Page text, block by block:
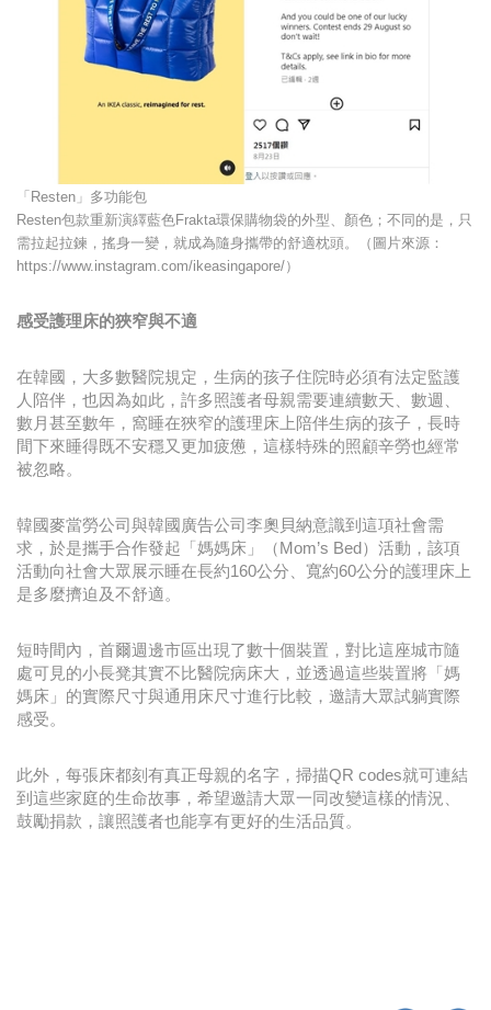
「Resten」多功能包
Resten包款重新演繹藍色Frakta環保購物袋的外型、顏色；不同的是，只
需拉起拉鍊，搖身一變，就成為隨身攜帶的舒適枕頭。（圖片來源：
https://www.instagram.com/ikeasingapore/）
感受護理床的狹窄與不適
在韓國，大多數醫院規定，生病的孩子住院時必須有法定監護
人陪伴，也因為如此，許多照護者母親需要連續數天、數週、
數月甚至數年，窩睡在狹窄的護理床上陪伴生病的孩子，長時
間下來睡得既不安穩又更加疲憊，這樣特殊的照顧辛勞也經常
被忽略。
韓國麥當勞公司與韓國廣告公司李奧貝納意識到這項社會需
求，於是攜手合作發起「媽媽床」（Mom’s Bed）活動，該項
活動向社會大眾展示睡在長約160公分、寬約60公分的護理床上
是多麼擠迫及不舒適。
短時間內，首爾週邊市區出現了數十個裝置，對比這座城市隨
處可見的小長凳其實不比醫院病床大，並透過這些裝置將「媽
媽床」的實際尺寸與通用床尺寸進行比較，邀請大眾試躺實際
感受。
此外，每張床都刻有真正母親的名字，掃描QR codes就可連結
到這些家庭的生命故事，希望邀請大眾一同改變這樣的情況、
鼓勵捐款，讓照護者也能享有更好的生活品質。